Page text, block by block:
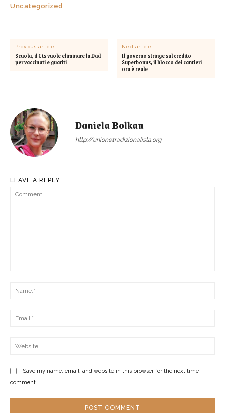
Uncategorized
Previous article
Scuola, il Cts vuole eliminare la Dad
per vaccinati e guariti
Next article
Il governo stringe sul credito
Superbonus, il blocco dei cantieri
ora è reale
Daniela Bolkan
http://unionetradizionalista.org
LEAVE A REPLY
Save my name, email, and website in this browser for the next time I
comment.